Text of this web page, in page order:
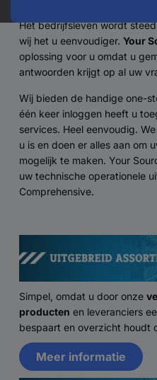
Het bedrijfsleven wordt
wij het u eenvoudiger. Your
oplossing voor u omdat u
antwoorden krijgt op al uw
Wij bieden de handige one-
één keer inloggen heeft u
services. Heel eenvoudig.
u is en doen er alles aan om
mogelijk te maken. Your
uw technische operationele
Comprehensive.
Simpel, omdat u door onze
producten en leveranciers
bespaart en overzicht houdt
Meer informatie